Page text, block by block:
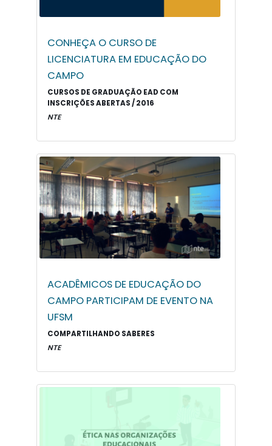
CONHEÇA O CURSO DE
LICENCIATURA EM EDUCAÇÃO DO
CAMPO
CURSOS DE GRADUAÇÃO EAD COM
INSCRIÇÕES ABERTAS / 2016
NTE
ACADÊMICOS DE EDUCAÇÃO DO
CAMPO PARTICIPAM DE EVENTO NA
UFSM
COMPARTILHANDO SABERES
NTE